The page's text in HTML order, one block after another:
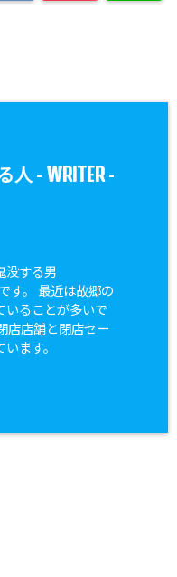
人 - WRITER -
没する男
す。 最近は故郷の
いることが多いで
店店舗と閉店セー
ます。